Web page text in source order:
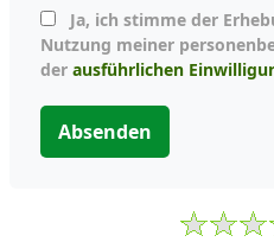
Nutzung meiner
der ausführlichen
Absenden